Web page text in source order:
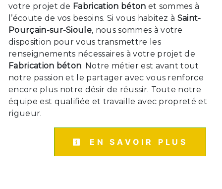
votre projet de Fabrication béton et sommes à
l’écoute de vos besoins. Si vous habitez à Saint-
Pourçain-sur-Sioule, nous sommes à votre
disposition pour vous transmettre les
renseignements nécessaires à votre projet de
Fabrication béton. Notre métier est avant tout
notre passion et le partager avec vous renforce
encore plus notre désir de réussir. Toute notre
équipe est qualifiée et travaille avec propreté et
rigueur.
EN SAVOIR PLUS